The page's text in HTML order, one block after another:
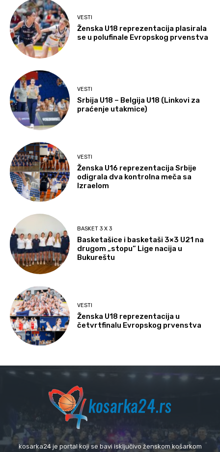
VESTI
Ženska U18 reprezentacija plasirala
se u polufinale Evropskog prvenstva
VESTI
Srbija U18 – Belgija U18 (Linkovi za
praćenje utakmice)
VESTI
Ženska U16 reprezentacija Srbije
odigrala dva kontrolna meča sa
Izraelom
BASKET 3 X 3
Basketašice i basketaši 3×3 U21 na
drugom „stopu“ Lige nacija u
Bukureštu
VESTI
Ženska U18 reprezentacija u
četvrtfinalu Evropskog prvenstva
kosarka24 je portal koji se bavi isključivo ženskom košarkom